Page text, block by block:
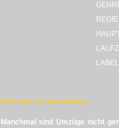
REGIE:
22.07.2014 von GloansBunny
Manchmal sind Umzüge nicht